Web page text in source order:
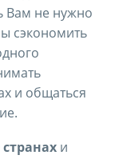
Вам не нужно
сэкономить
и общаться
странах и